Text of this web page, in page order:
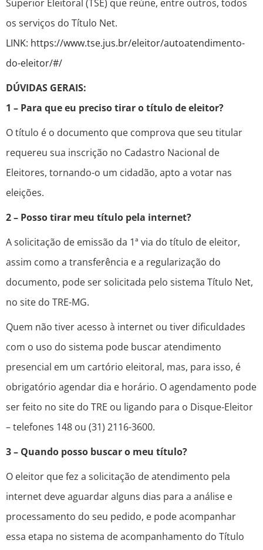
Superior Eleitoral (TSE) que reúne, entre outros, todos
os serviços do Título Net.
LINK: https://www.tse.jus.br/eleitor/autoatendimento-
do-eleitor/#/
DÚVIDAS GERAIS:
1 – Para que eu preciso tirar o título de eleitor?
O título é o documento que comprova que seu titular
requereu sua inscrição no Cadastro Nacional de
Eleitores, tornando-o um cidadão, apto a votar nas
eleições.
2 – Posso tirar meu título pela internet?
A solicitação de emissão da 1ª via do título de eleitor,
assim como a transferência e a regularização do
documento, pode ser solicitada pelo sistema Título Net,
no site do TRE-MG.
Quem não tiver acesso à internet ou tiver dificuldades
com o uso do sistema pode buscar atendimento
presencial em um cartório eleitoral, mas, para isso, é
obrigatório agendar dia e horário. O agendamento pode
ser feito no site do TRE ou ligando para o Disque-Eleitor
– telefones 148 ou (31) 2116-3600.
3 – Quando posso buscar o meu título?
O eleitor que fez a solicitação de atendimento pela
internet deve aguardar alguns dias para a análise e
processamento do seu pedido, e pode acompanhar
essa etapa no sistema de acompanhamento do Título